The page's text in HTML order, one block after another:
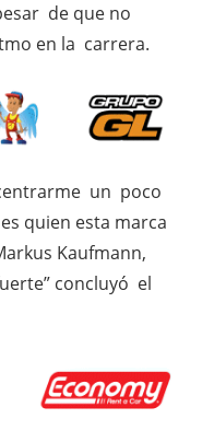
de que no
en la carrera.
un poco
quien esta marca
Kaufmann,
concluyó el